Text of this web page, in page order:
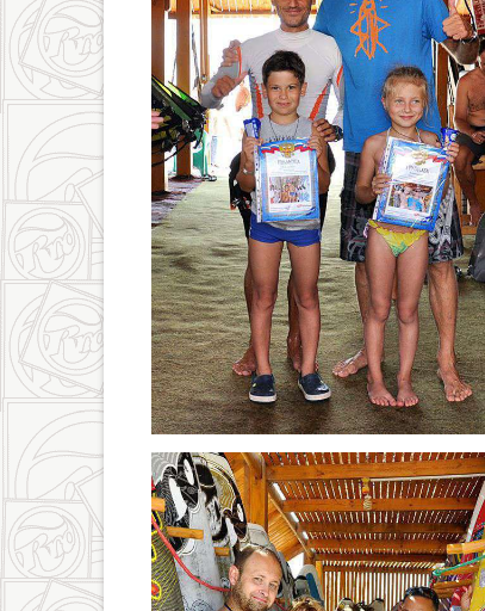
dsc_0438_fhdr.jpg